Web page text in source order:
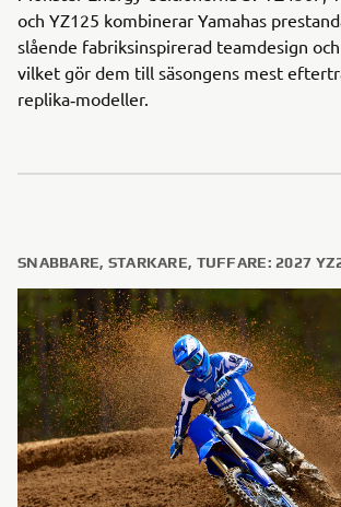
och YZ125 kombinerar Yamahas
slående fabriksinspirerad teamdesign
vilket gör dem till säsongens mest
replika‑modeller.
SNABBARE, STARKARE, TUFFARE: 2027